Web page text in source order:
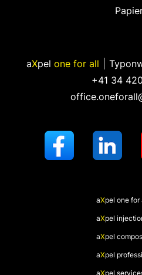
aXpel one for all
+41 34
aXpel one for
aXpel
aXpel
aXpel
aXpel